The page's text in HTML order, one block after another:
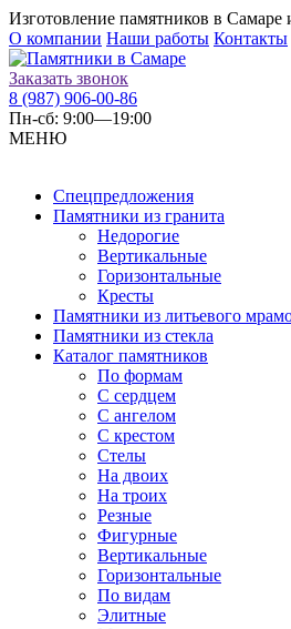
Изготовление памятников в Самаре
О компании Наши работы Контакты
Заказать звонок
8 (987) 906-00-86
Пн-сб: 9:00—19:00
МЕНЮ
Спецпредложения
Памятники из гранита
Недорогие
Вертикальные
Горизонтальные
Кресты
Памятники из литьевого
Памятники из стекла
Каталог памятников
По формам
С сердцем
С ангелом
С крестом
Стелы
На двоих
На троих
Резные
Фигурные
Вертикальные
Горизонтальные
По видам
Элитные